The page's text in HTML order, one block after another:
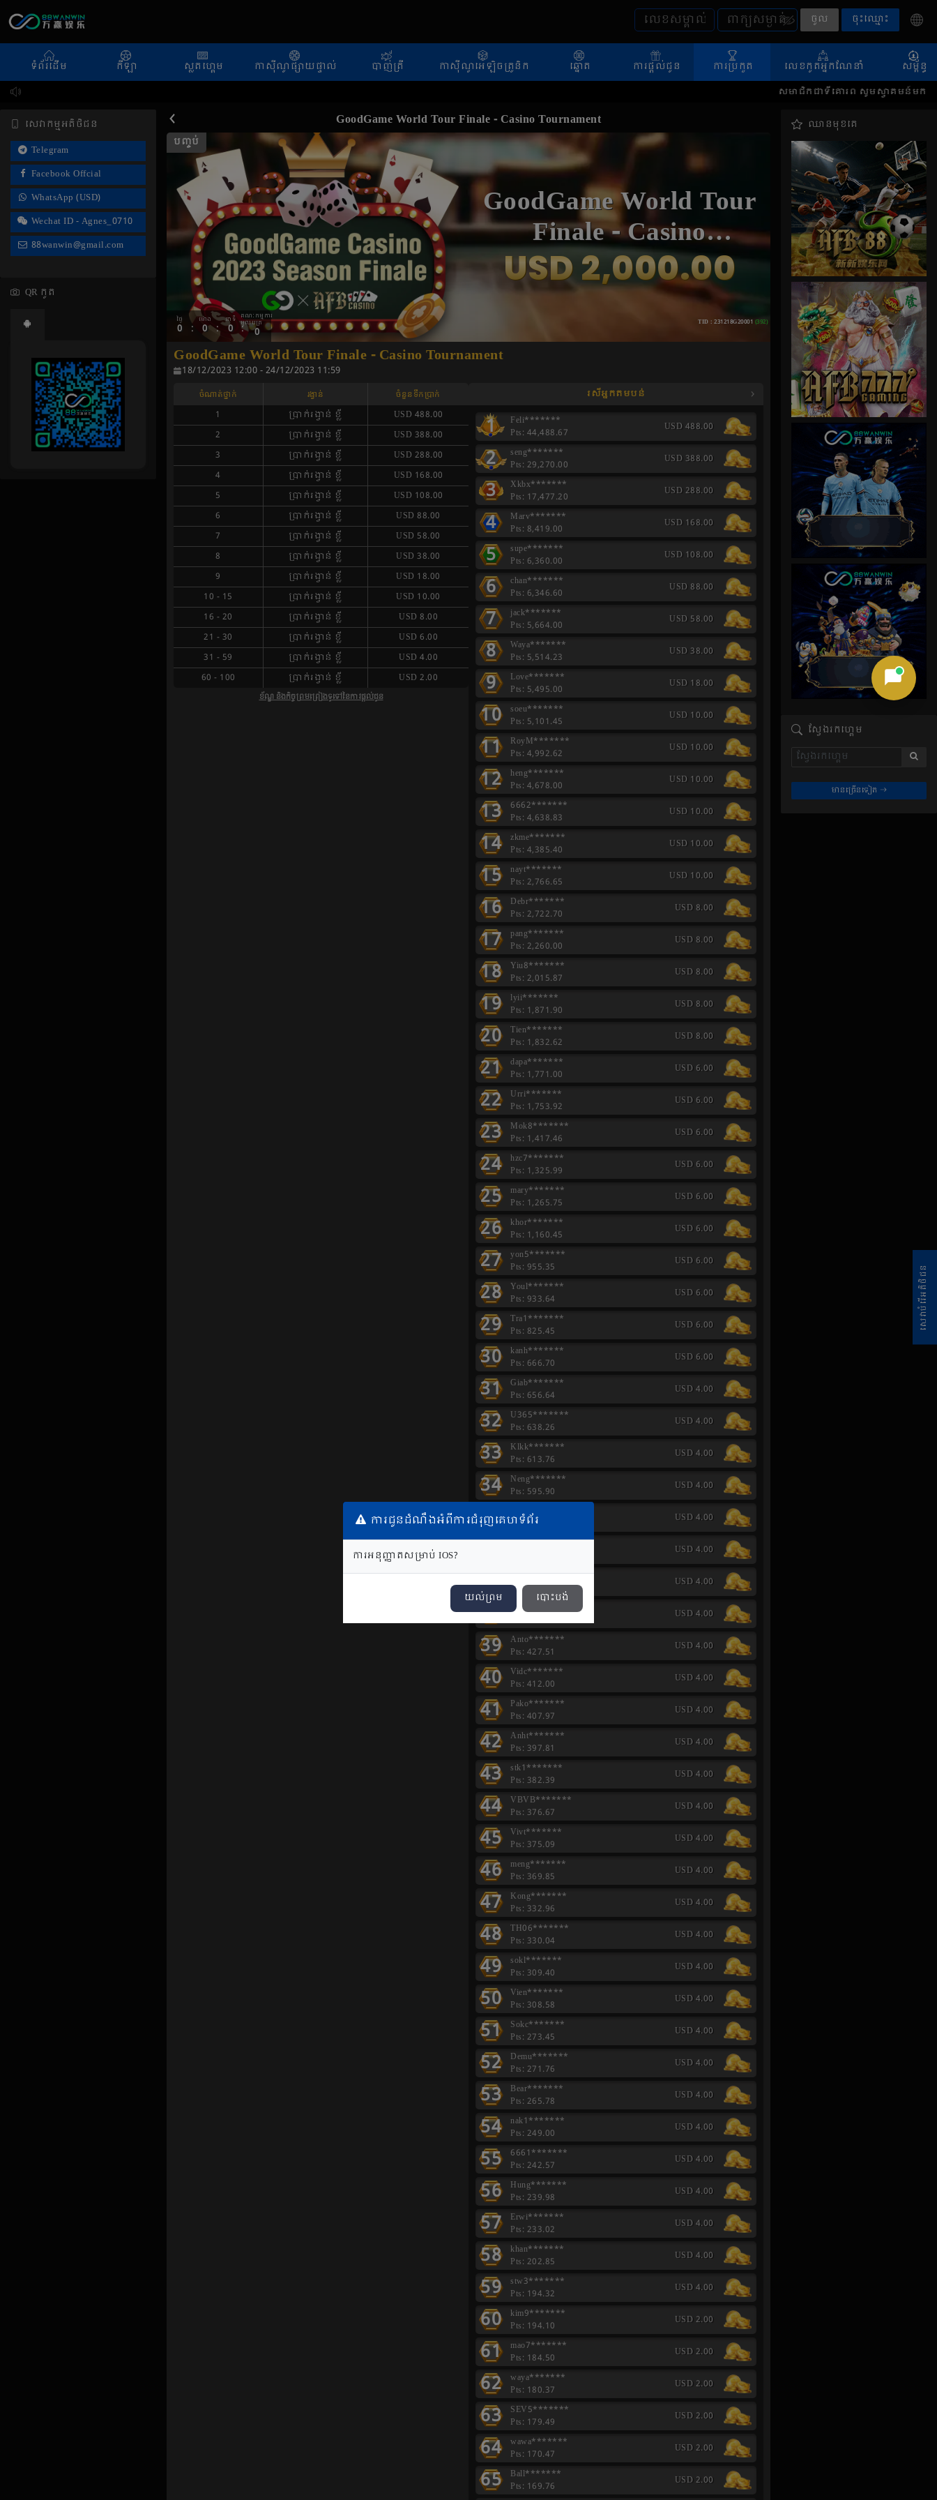
ចូល ចុះឈ្មោះ
ទំព័រដើម កីឡា ស្លតហ្គេម កាស៊ីណូផ្សាយផ្ទាល់ បាញ់ត្រី កាស៊ីណូអេឡិចត្រូនិក ឆ្នោត ការផ្តល់ជូន ការប្រកួត លេខកូតអ្នកណែនាំ សម្ព័ន្ធ
សមាជិកជាទីគោរព សូមស្វាគមន៍មកកាន់ 88WANWIN!
សេវាកម្មអតិថិជន
Telegram
Facebook Offcial
WhatsApp (USD)
Wechat ID - Agnes_0710
88wanwin@gmail.com
QR កូត
GoodGame World Tour Finale - Casino Tournament
បញ្ចប់
ថ្ងៃ
0 :
ម៉ោង
0 :
នាទី
0 :
គណៈកម្មការ
មូលបត្រ
0
TID : 231218G20001 (392)
GoodGame World Tour
Finale - Casino
Tournament
USD 2,000.00
GoodGame World Tour Finale - Casino Tournament
18/12/2023 12:00 - 24/12/2023 11:59
ចំណាត់ថ្នាក់ រង្វាន់ ចំនួនទឹកប្រាក់
1 ប្រាក់រង្វាន់ ខ្លី
USD 488.00
2
ប្រាក់រង្វាន់ ខ្លី
USD 388.00
3
ប្រាក់រង្វាន់ ខ្លី
USD 288.00
4
ប្រាក់រង្វាន់ ខ្លី
USD 168.00
5
ប្រាក់រង្វាន់ ខ្លី
USD 108.00
6
ប្រាក់រង្វាន់ ខ្លី
USD 88.00
7
ប្រាក់រង្វាន់ ខ្លី
USD 58.00
8
ប្រាក់រង្វាន់ ខ្លី
USD 38.00
9
ប្រាក់រង្វាន់ ខ្លី
USD 18.00
10 - 15 ប្រាក់រង្វាន់ ខ្លី
USD 10.00
16 - 20 ប្រាក់រង្វាន់ ខ្លី
USD 8.00
21 - 30 ប្រាក់រង្វាន់ ខ្លី
USD 6.00
31 - 59 ប្រាក់រង្វាន់ ខ្លី
USD 4.00
60 - 100 ប្រាក់រង្វាន់ ខ្លី USD 2.00
ខ័ណ្ឌ និងកិច្ចព្រមព្រៀងទូទៅនៃការផ្តល់ជូន
រសីអ្នកតមបន់
1
Feli*******
Pts: 44,488.67
USD 488.00
2
seng*******
Pts: 29,270.00
USD 388.00
3
Xkbx*******
Pts: 17,477.20
USD 288.00
4
Marv*******
Pts: 8,419.00
USD 168.00
5
supe*******
Pts: 6,360.00
USD 108.00
6
chan*******
Pts: 6,346.60
USD 88.00
7
jack*******
Pts: 5,664.00
USD 58.00
8
Waya*******
Pts: 5,514.23
USD 38.00
9
Love*******
Pts: 5,495.00
USD 18.00
10
soeu*******
Pts: 5,101.45
USD 10.00
11
RoyM*******
Pts: 4,992.62
USD 10.00
12
heng*******
Pts: 4,678.00
USD 10.00
13
6662*******
Pts: 4,638.83
USD 10.00
14
zkme*******
Pts: 4,385.40
USD 10.00
15
nayt*******
Pts: 2,766.65
USD 10.00
16
Debr*******
Pts: 2,722.70
USD 8.00
17
pang*******
Pts: 2,260.00
USD 8.00
18
Yiu8*******
Pts: 2,015.87
USD 8.00
19
lyii*******
Pts: 1,871.90
USD 8.00
20
Tien*******
Pts: 1,832.62
USD 8.00
21
dapa*******
Pts: 1,771.00
USD 6.00
22
Urri*******
Pts: 1,753.92
USD 6.00
23
Mok8*******
Pts: 1,417.46
USD 6.00
24
hzc7*******
Pts: 1,325.99
USD 6.00
25
mary*******
Pts: 1,265.75
USD 6.00
26
khor*******
Pts: 1,160.45
USD 6.00
27
yon5*******
Pts: 955.35
USD 6.00
28
Youl*******
Pts: 933.64
USD 6.00
29
Tra1*******
Pts: 825.45
USD 6.00
30
kanh*******
Pts: 666.70
USD 6.00
31
Giab*******
Pts: 656.64
USD 4.00
32
U365*******
Pts: 638.26
USD 4.00
33
Klkk*******
Pts: 613.76
USD 4.00
34
Neng*******
Pts: 595.90
USD 4.00
35
Ngoc*******
Pts: 568.43
USD 4.00
36
Same*******
USD 4.00
37
thor*******
Pts: 528.00
USD 4.00
38
kodo*******
Pts: 480.20
USD 4.00
39
Anto*******
Pts: 427.51
USD 4.00
40
Vidc*******
Pts: 412.00
USD 4.00
41
Pako*******
Pts: 407.97
USD 4.00
42
Anht*******
Pts: 397.81
USD 4.00
43
stk1*******
Pts: 382.39
USD 4.00
44
VBVB*******
Pts: 376.67
USD 4.00
45
Vivt*******
Pts: 375.09
USD 4.00
46
meng*******
Pts: 369.85
USD 4.00
47
Kong*******
Pts: 332.96
USD 4.00
48
TH06*******
Pts: 330.04
USD 4.00
49
sokl*******
Pts: 309.40
USD 4.00
50
Vien*******
Pts: 308.58
USD 4.00
51
Sokc*******
Pts: 273.45
USD 4.00
52
Demu*******
Pts: 271.76
USD 4.00
53
Bear*******
Pts: 265.78
USD 4.00
54
nak1*******
Pts: 249.00
USD 4.00
55
6661*******
Pts: 242.57
USD 4.00
56
Hung*******
Pts: 239.98
USD 4.00
57
Erwi*******
Pts: 233.02
USD 4.00
58
khan*******
Pts: 202.85
USD 4.00
59
stw3*******
Pts: 194.32
USD 4.00
60
kim9*******
Pts: 194.10
USD 2.00
61
mao7*******
Pts: 184.50
USD 2.00
62
waya*******
Pts: 180.37
USD 2.00
63
SEV5*******
Pts: 179.49
USD 2.00
64
wawa*******
Pts: 170.47
USD 2.00
65
Ball*******
Pts: 169.76
USD 2.00
ឈានមុខគេ
ស្វែងរកហ្គេម
មានច្រើនទៀត
ការជូនដំណឹងអំពីការជំរុញគេហទំព័រ
ការអនុញ្ញាតសម្រាប់ IOS?
យល់ព្រម បោះបង់
សេវាបំរើអតិថិជន